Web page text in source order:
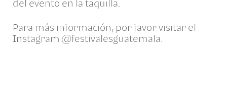
del evento en la taquilla.
Para más información, por favor visitar el
Instagram @festivalesguatemala.